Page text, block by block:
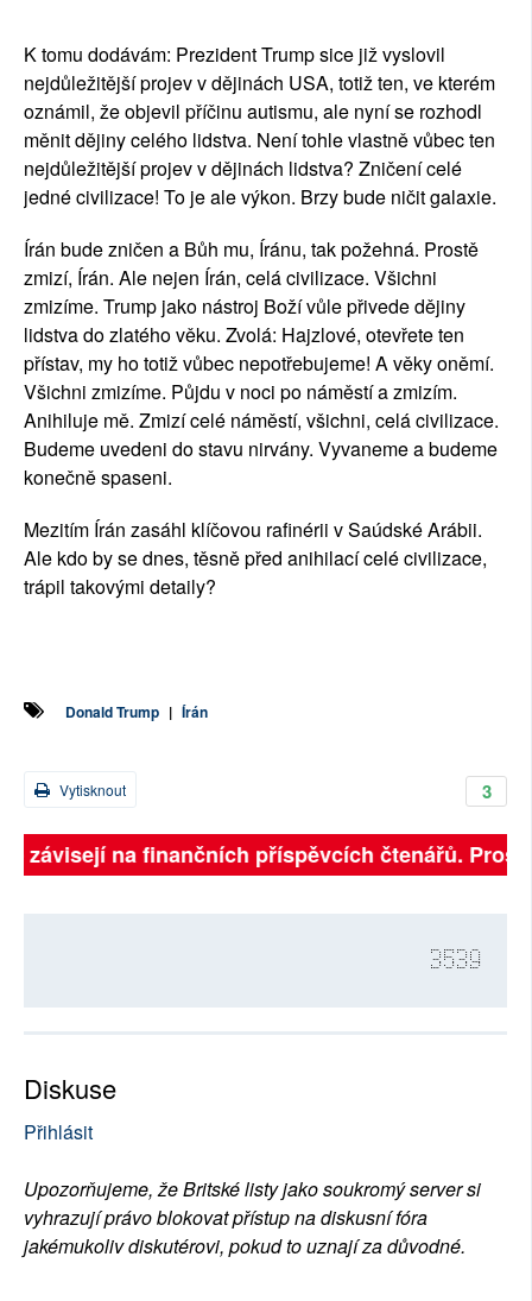
K tomu dodávám: Prezident Trump sice již vyslovil
nejdůležitější projev v dějinách USA, totiž ten, ve kterém
oznámil, že objevil příčinu autismu, ale nyní se rozhodl
měnit dějiny celého lidstva. Není tohle vlastně vůbec ten
nejdůležitější projev v dějinách lidstva? Zničení celé
jedné civilizace! To je ale výkon. Brzy bude ničit galaxie.
Írán bude zničen a Bůh mu, Íránu, tak požehná. Prostě
zmizí, Írán. Ale nejen Írán, celá civilizace. Všichni
zmizíme. Trump jako nástroj Boží vůle přivede dějiny
lidstva do zlatého věku. Zvolá: Hajzlové, otevřete ten
přístav, my ho totiž vůbec nepotřebujeme! A věky oněmí.
Všichni zmizíme. Půjdu v noci po náměstí a zmizím.
Anihiluje mě. Zmizí celé náměstí, všichni, celá civilizace.
Budeme uvedeni do stavu nirvány. Vyvaneme a budeme
konečně spaseni.
Mezitím Írán zasáhl klíčovou rafinérii v Saúdské Arábii.
Ale kdo by se dnes, těsně před anihilací celé civilizace,
trápil takovými detaily?
Donald Trump | Írán
3
Vytisknout
závisejí na finančních příspěvcích čtenářů.
3539
Diskuse
Přihlásit
Upozorňujeme, že Britské listy jako soukromý server si
vyhrazují právo blokovat přístup na diskusní fóra
jakémukoliv diskutérovi, pokud to uznají za důvodné.